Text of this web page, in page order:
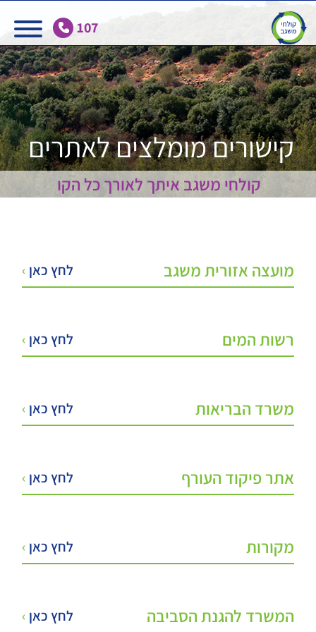
Skip
to
content
107
קישורים מומלצים לאתרים
קולחי משגב איתך לאורך כל הקו
מועצה אזורית משגב לחץ כאן ›
רשות המים לחץ כאן ›
משרד הבריאות לחץ כאן ›
אתר פיקוד העורף לחץ כאן ›
מקורות לחץ כאן ›
המשרד להגנת הסביבה לחץ כאן ›